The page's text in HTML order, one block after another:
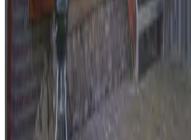
15:00 - 22:00
08:00 - 11:00
Overboeking (IBAN)
Kinderen & Extra bedden
Kinderen van alle leeftijden zijn welkom.
Details over kinderen en extra bedden vind je
kamerinformatie.
Openbaar vervoer
van de bushalte